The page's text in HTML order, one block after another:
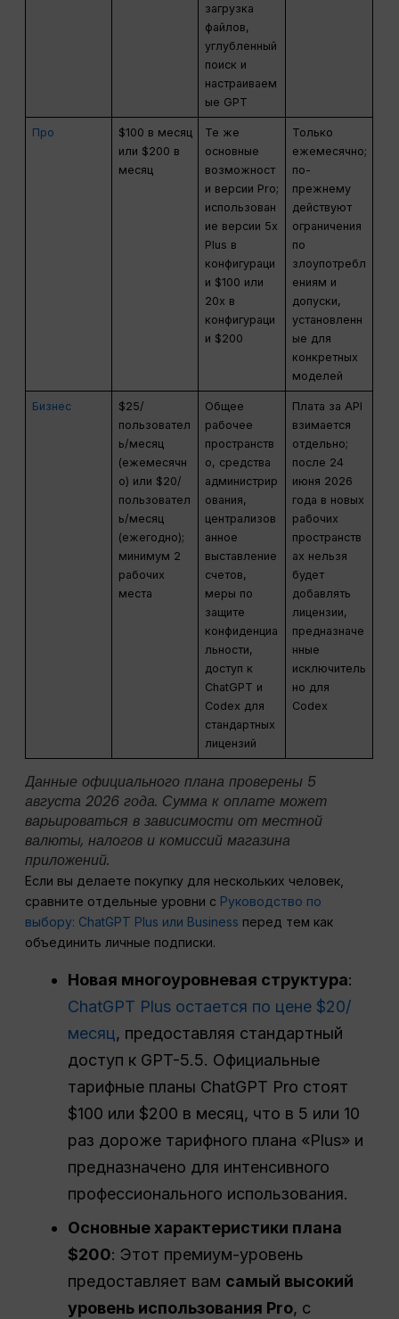
загрузка
файлов,
углубленный
поиск и
настраиваем
ые GPT
Про
$100 в месяц
или $200 в
месяц
Те же
основные
возможност
и версии Pro;
использован
ие версии 5x
Plus в
конфигураци
и $100 или
20x в
конфигураци
и $200
Только
ежемесячно;
по-
прежнему
действуют
ограничения
по
злоупотребл
ениям и
допуски,
установленн
ые для
конкретных
моделей
Бизнес
$25/
пользовател
ь/месяц
(ежемесячн
о) или $20/
пользовател
ь/месяц
(ежегодно);
минимум 2
рабочих
места
Общее
рабочее
пространств
о, средства
администрир
ования,
централизов
анное
выставление
счетов,
меры по
защите
конфиденциа
льности,
доступ к
ChatGPT и
Codex для
стандартных
лицензий
Плата за API
взимается
отдельно;
после 24
июня 2026
года в новых
рабочих
пространств
ах нельзя
будет
добавлять
лицензии,
предназначе
нные
исключитель
но для
Codex
Данные официального плана проверены 5
августа 2026 года. Сумма к оплате может
варьироваться в зависимости от местной
валюты, налогов и комиссий магазина
приложений.
Если вы делаете покупку для нескольких человек,
сравните отдельные уровни с Руководство по
выбору: ChatGPT Plus или Business перед тем как
объединить личные подписки.
Новая многоуровневая структура:
ChatGPT Plus остается по цене $20/
месяц, предоставляя стандартный
доступ к GPT-5.5. Официальные
тарифные планы ChatGPT Pro стоят
$100 или $200 в месяц, что в 5 или 10
раз дороже тарифного плана «Plus» и
предназначено для интенсивного
профессионального использования.
Основные характеристики плана
$200: Этот премиум-уровень
предоставляет вам самый высокий
уровень использования Pro, с